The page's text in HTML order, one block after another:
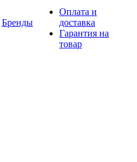
Бренды
Оплата и
доставка
Гарантия на
товар